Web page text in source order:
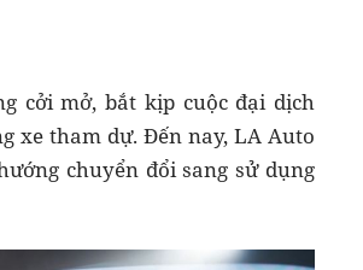
cởi mở, bắt kịp cuộc đại dịch
xe tham dự. Đến nay, LA Auto
chuyển đổi sang sử dụng